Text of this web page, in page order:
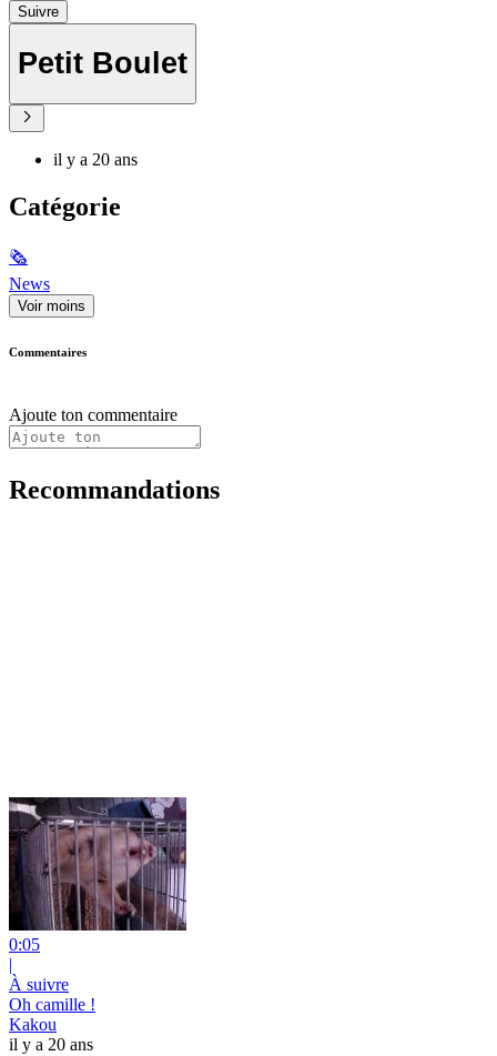
Suivre
Petit Boulet
il y a 20 ans
Catégorie
🗞
News
Voir moins
Commentaires
Ajoute ton commentaire
Recommandations
0:05
|
À suivre
Oh camille !
Kakou
il y a 20 ans